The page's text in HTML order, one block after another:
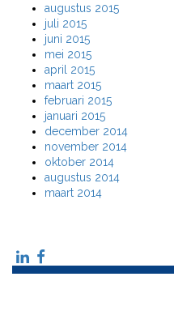
augustus 2015
juli 2015
juni 2015
mei 2015
april 2015
maart 2015
februari 2015
januari 2015
december 2014
november 2014
oktober 2014
augustus 2014
maart 2014